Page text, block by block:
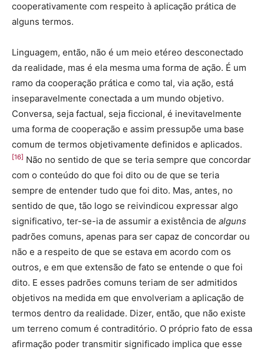
cooperativamente com respeito à aplicação prática de
alguns termos.
Linguagem, então, não é um meio etéreo desconectado
da realidade, mas é ela mesma uma forma de ação. É um
ramo da cooperação prática e como tal, via ação, está
inseparavelmente conectada a um mundo objetivo.
Conversa, seja factual, seja ficcional, é inevitavelmente
uma forma de cooperação e assim pressupõe uma base
comum de termos objetivamente definidos e aplicados.
[16] Não no sentido de que se teria sempre que concordar
com o conteúdo do que foi dito ou de que se teria
sempre de entender tudo que foi dito. Mas, antes, no
sentido de que, tão logo se reivindicou expressar algo
significativo, ter-se-ia de assumir a existência de alguns
padrões comuns, apenas para ser capaz de concordar ou
não e a respeito de que se estava em acordo com os
outros, e em que extensão de fato se entende o que foi
dito. E esses padrões comuns teriam de ser admitidos
objetivos na medida em que envolveriam a aplicação de
termos dentro da realidade. Dizer, então, que não existe
um terreno comum é contraditório. O próprio fato de essa
afirmação poder transmitir significado implica que esse